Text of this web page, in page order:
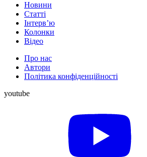
Новини
Статті
Інтерв’ю
Колонки
Відео
Про нас
Автори
Політика конфіденційності
youtube